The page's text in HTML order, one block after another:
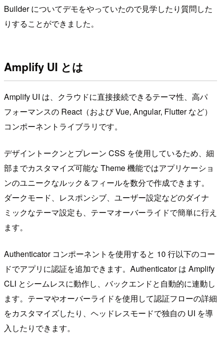
Builder についてデモをやっていたので見学したり質問した
りすることができました。
Amplify UI とは
Amplify UI は、クラウドに直接接続できるテーマ性、高パ
フォーマンスの React（および Vue, Angular, Flutter など）
コンポーネントライブラリです。
デザイントークンとプレーン CSS を使用しているため、細
部までカスタマイズ可能な Theme 機能ではアプリケーショ
ンのユニークなルック＆フィールを数分で作成できます。
ダークモード、レスポンシブ、ユーザー設定などのダイナ
ミックなテーマ設定も、テーマオーバーライドで簡単に行え
ます。
Authenticator コンポーネントを使用すると 10 行以下のコー
ドでアプリに認証を追加できます。Authenticator は Amplify
CLI とシームレスに動作し、バックエンドと自動的に連動し
ます。テーマやオーバーライドを使用して認証フローの詳細
をカスタマイズしたり、ヘッドレスモードで独自の UI を導
入したりできます。